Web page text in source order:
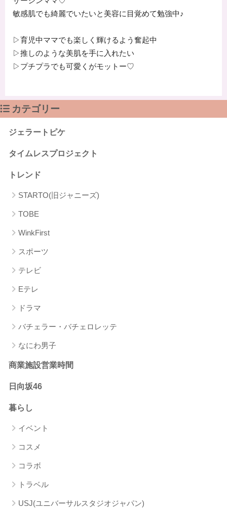
敏感肌でも綺麗でいたいと美容に目覚めて勉強中♪
▷育児中ママでも楽しく輝けるよう奮起中
▷推しのような美肌を手に入れたい
▷プチプラでも可愛くがモットー♡
カテゴリー
ジェラートピケ
タイムレスプロジェクト
トレンド
STARTO(旧ジャニーズ)
TOBE
WinkFirst
スポーツ
テレビ
Eテレ
ドラマ
バチェラー・バチェロレッテ
なにわ男子
商業施設営業時間
日向坂46
暮らし
イベント
コスメ
コラボ
トラベル
USJ(ユニバーサルスタジオジャパン)